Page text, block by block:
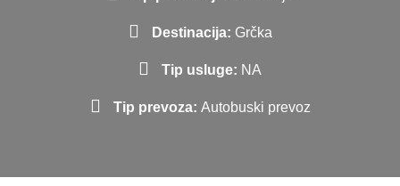
Destinacija: Grčka
Tip usluge: NA
Tip prevoza: Autobuski prevoz